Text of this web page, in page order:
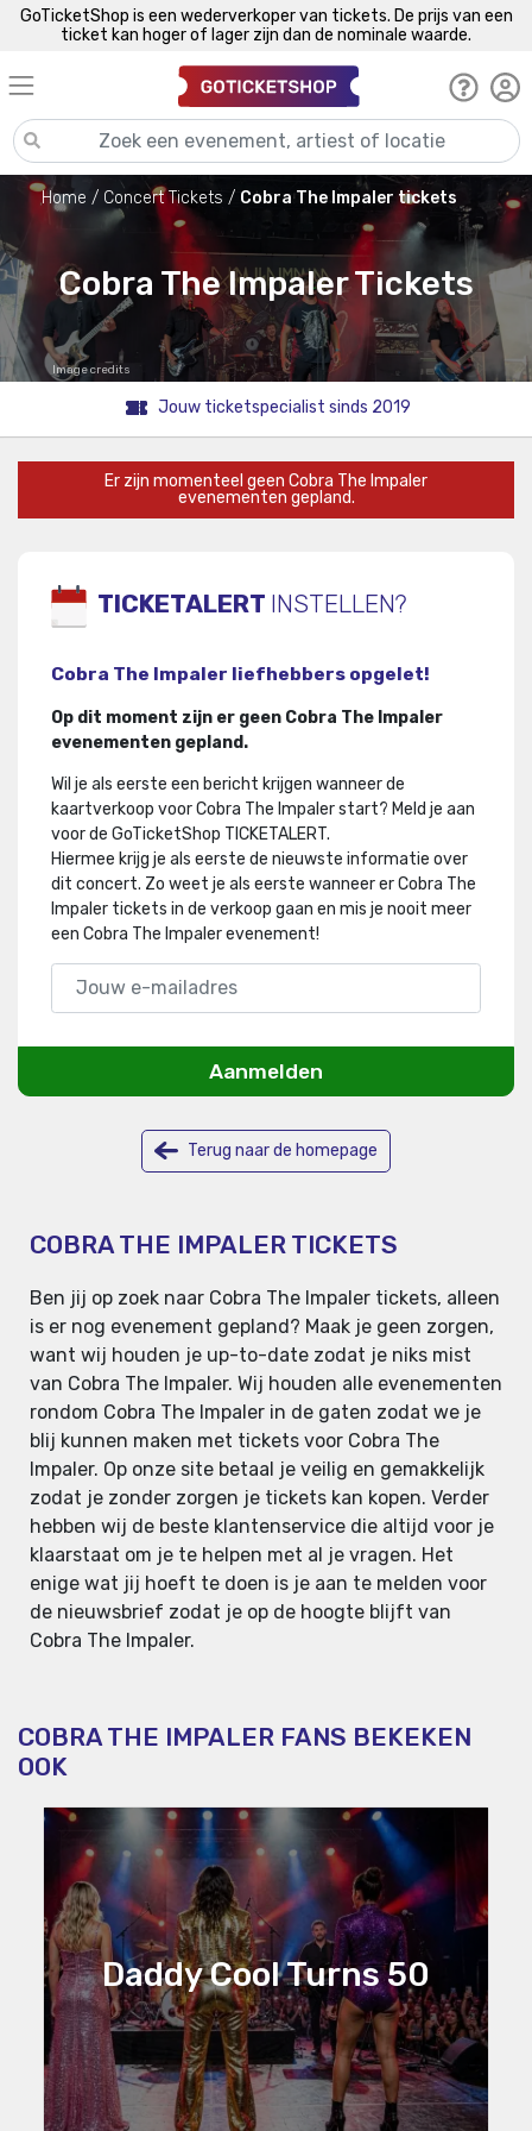
GoTicketShop is een wederverkoper van tickets. De prijs van een
ticket kan hoger of lager zijn dan de nominale waarde.
Home Concert Tickets Cobra The Impaler tickets
Cobra The Impaler Tickets
Image credits
Jouw ticketspecialist sinds 2019
Er zijn momenteel geen Cobra The Impaler
evenementen gepland.
TICKETALERT INSTELLEN?
Cobra The Impaler liefhebbers opgelet!
Op dit moment zijn er geen Cobra The Impaler
evenementen gepland.
Wil je als eerste een bericht krijgen wanneer de
kaartverkoop voor Cobra The Impaler start? Meld je aan
voor de GoTicketShop TICKETALERT.
Hiermee krijg je als eerste de nieuwste informatie over
dit concert. Zo weet je als eerste wanneer er Cobra The
Impaler tickets in de verkoop gaan en mis je nooit meer
een Cobra The Impaler evenement!
Aanmelden
Terug naar de homepage
COBRA THE IMPALER TICKETS
Ben jij op zoek naar Cobra The Impaler tickets, alleen
is er nog evenement gepland? Maak je geen zorgen,
want wij houden je up-to-date zodat je niks mist
van Cobra The Impaler. Wij houden alle evenementen
rondom Cobra The Impaler in de gaten zodat we je
blij kunnen maken met tickets voor Cobra The
Impaler. Op onze site betaal je veilig en gemakkelijk
zodat je zonder zorgen je tickets kan kopen. Verder
hebben wij de beste klantenservice die altijd voor je
klaarstaat om je te helpen met al je vragen. Het
enige wat jij hoeft te doen is je aan te melden voor
de nieuwsbrief zodat je op de hoogte blijft van
Cobra The Impaler.
COBRA THE IMPALER FANS BEKEKEN
OOK
Daddy Cool Turns 50